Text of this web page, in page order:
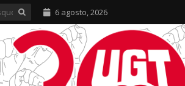
6 agosto, 2026